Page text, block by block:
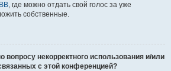
, где можно отдать свой голос за уже
собственные.
вопросу некорректного использования и/или
с этой конференцией?